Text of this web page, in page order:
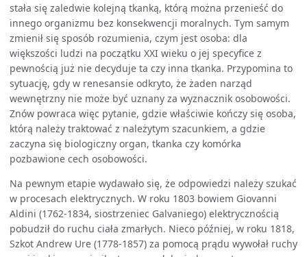
stała się zaledwie kolejną tkanką, którą można przenieść do
innego organizmu bez konsekwencji moralnych. Tym samym
zmienił się sposób rozumienia, czym jest osoba: dla
większości ludzi na początku XXI wieku o jej specyfice z
pewnością już nie decyduje ta czy inna tkanka. Przypomina to
sytuację, gdy w renesansie odkryto, że żaden narząd
wewnętrzny nie może być uznany za wyznacznik osobowości.
Znów powraca więc pytanie, gdzie właściwie kończy się osoba,
którą należy traktować z należytym szacunkiem, a gdzie
zaczyna się biologiczny organ, tkanka czy komórka
pozbawione cech osobowości.
Na pewnym etapie wydawało się, że odpowiedzi należy szukać
w procesach elektrycznych. W roku 1803 bowiem Giovanni
Aldini (1762-1834, siostrzeniec Galvaniego) elektrycznością
pobudził do ruchu ciała zmarłych. Nieco później, w roku 1818,
Szkot Andrew Ure (1778-1857) za pomocą prądu wywołał ruchy